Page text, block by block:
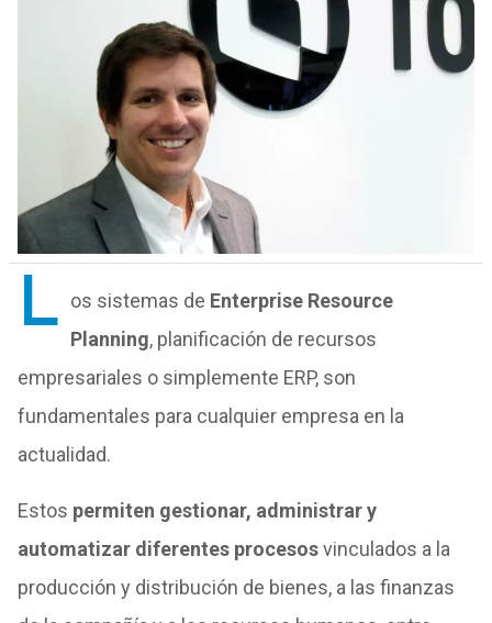
L os sistemas de Enterprise Resource
Planning, planificación de recursos
empresariales o simplemente ERP, son
fundamentales para cualquier empresa en la
actualidad.
Estos permiten gestionar, administrar y
automatizar diferentes procesosvinculados a la
producción y distribución de bienes, a las finanzas